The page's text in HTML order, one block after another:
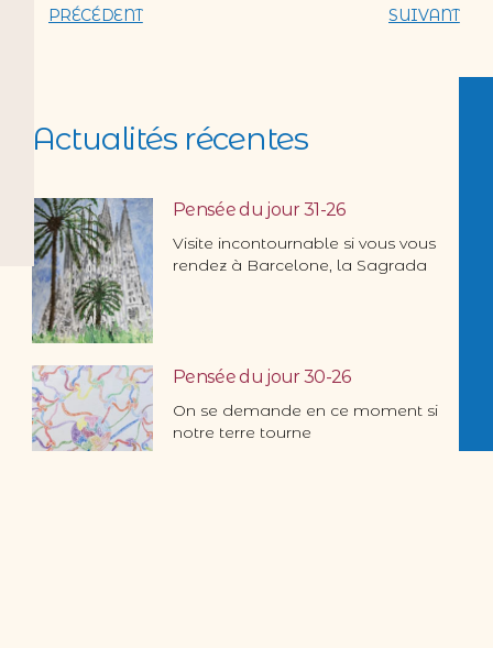
PRÉCÉDENT SUIVANT
Actualités récentes
Pensée du jour 31-26
Visite incontournable si vous vous
rendez à Barcelone, la Sagrada
Pensée du jour 30-26
On se demande en ce moment si
notre terre tourne